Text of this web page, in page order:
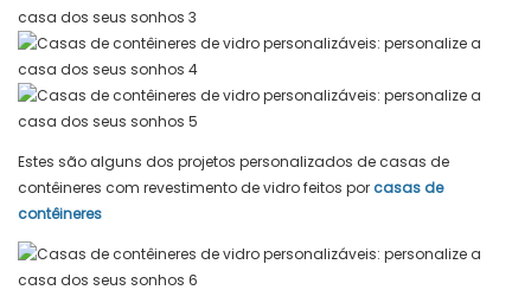
Estes são alguns dos projetos personalizados de casas de
contêineres com revestimento de vidro feitos porcasas de
contêineres